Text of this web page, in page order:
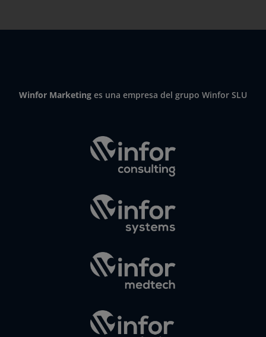
Winfor Marketing es una empresa del grupo Winfor SLU